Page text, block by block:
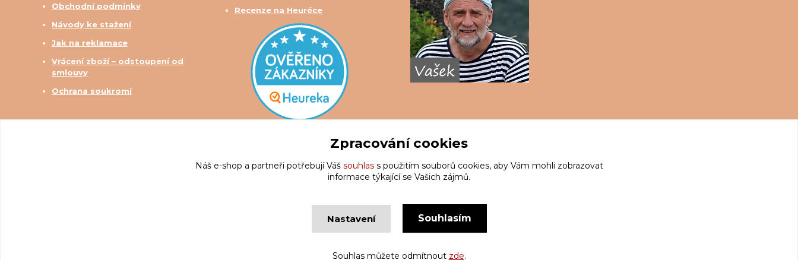
Obchodní podmínky
Návody ke stažení
Jak na reklamace
Vrácení zboží – odstoupení od
smlouvy
Ochrana soukromí
Recenze na Heuréce
Zpracování cookies
Náš e-shop a partneři potřebují Váš souhlass použitím souborů cookies, aby Vám mohli zobrazovat
informace týkající se Vašich zájmů.
Nastavení Souhlasím
Souhlas můžete odmítnout zde.